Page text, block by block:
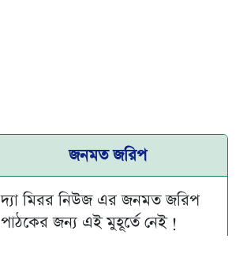
জনমত জরিপ
দ্যা মিরর নিউজ এর জনমত জরিপ
পাঠকের জন্য এই মুহূর্তে নেই !